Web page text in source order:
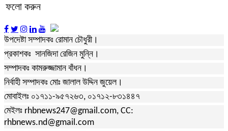
ফলো করুন
উপদেষ্টা সম্পাদকঃ রোমান চৌধুরী।
প্রকাশকঃ সানজিদা রেজিন মুন্নি।
সম্পাদকঃ কামরুজ্জামান বাঁধন।
নির্বাহী সম্পাদকঃ মোঃ জালাল উদ্দিন জুয়েল।
মোবাইলঃ ০১৭১১-৯৫৭২৬৩, ০১৭১২-৮৩১৪৪৭
মেইলঃ rhbnews247@gmail.com, CC:
rhbnews.nd@gmail.com